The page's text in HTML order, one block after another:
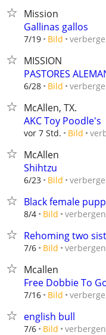
Mission
Gallinas gallos
7/19 Bild
MISSION
PASTORES
6/28 Bild
McAllen, TX.
AKC Toy Poodle's
vor 7 Std. Bild
McAllen
Shihtzu
6/23 Bild
Black female
8/4 Bild verbergen
Rehoming two
7/6 Bild verbergen
Mcallen
Free Dobbie To
7/16 Bild
english bull
7/6 Bild verbergen